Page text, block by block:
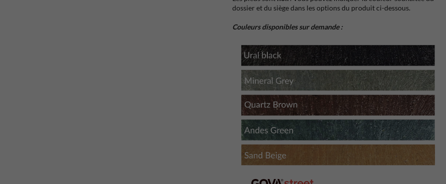
dossier et du siège dans les options du produit ci-dessous.
Couleurs disponibles sur demande :